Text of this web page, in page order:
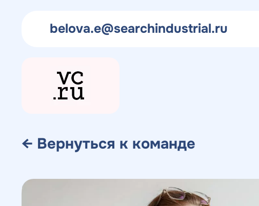
belova.e@searchindustrial.ru
← Вернуться к команде